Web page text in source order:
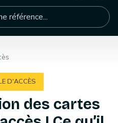
D'ACCÈS
des cartes